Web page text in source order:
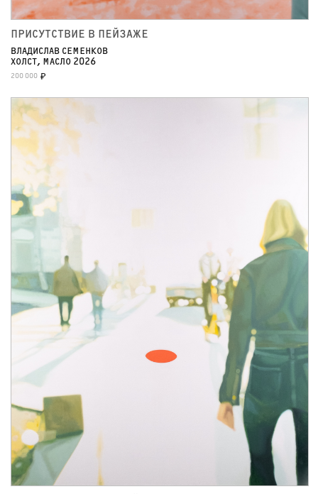
ПРИСУТСТВИЕ В ПЕЙЗАЖЕ
ВЛАДИСЛАВ СЕМЕНКОВ
ХОЛСТ, МАСЛО 2026
200 000 ₽